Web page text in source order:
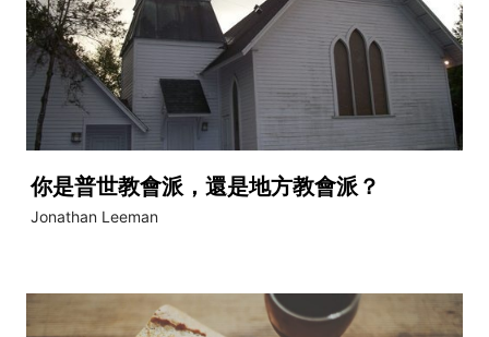
你是普世教會派，還是地方教會派？
Jonathan Leeman